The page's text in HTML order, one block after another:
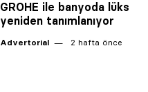
GROHE ile banyoda lüks
yeniden tanımlanıyor
Advertorial 2 hafta önce